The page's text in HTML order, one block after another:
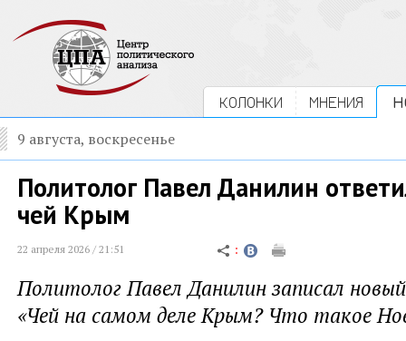
КОЛОНКИ МНЕНИЯ
9 августа, воскресенье
Политолог Павел Данилин
чей Крым
22 апреля 2026 / 21:51
Политолог Павел Данилин записал
«Чей на самом деле Крым? Что такое